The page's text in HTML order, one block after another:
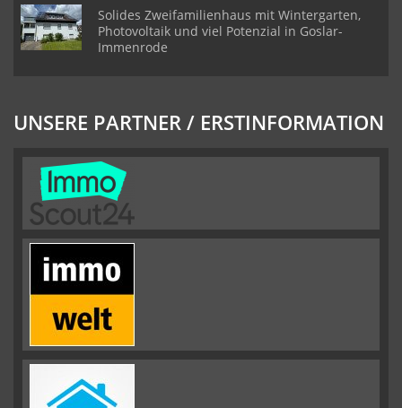
Solides Zweifamilienhaus mit Wintergarten,
Photovoltaik und viel Potenzial in Goslar-
Immenrode
UNSERE PARTNER / ERSTINFORMATION